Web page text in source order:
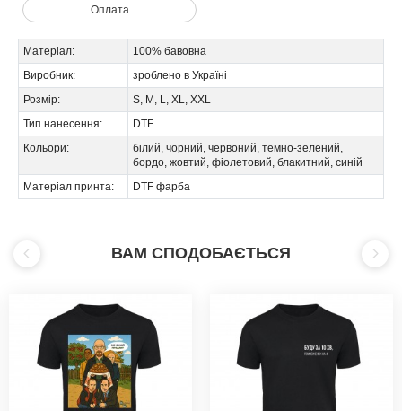
Оплата
Матеріал:
100% бавовна
Виробник:
зроблено в Україні
Розмір:
S, M, L, XL, XXL
Тип нанесення:
DTF
Кольори:
білий, чорний, червоний, темно-зелений,
бордо, жовтий, фіолетовий, блакитний, синій
Матеріал принта:
DTF фарба
ВАМ СПОДОБАЄТЬСЯ